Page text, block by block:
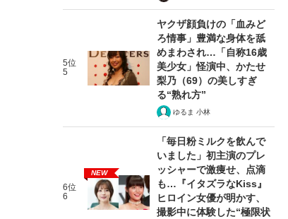
5位
5
ヤクザ顔負けの「血みど
ろ情事」豊満な身体を舐
めまわされ…「自称16歳
美少女」怪演中、かたせ
梨乃（69）の美しすぎ
る“熟れ方”
ゆるま 小林
6位
6
NEW
「毎日粉ミルクを飲んで
いました」初主演のプレ
ッシャーで激痩せ、点滴
も…『イタズラなKiss』
ヒロイン女優が明かす、
撮影中に体験した“極限状